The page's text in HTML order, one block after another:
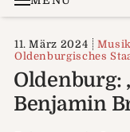
11. März 2024
Oldenburgisches
Oldenburg:
Benjamin